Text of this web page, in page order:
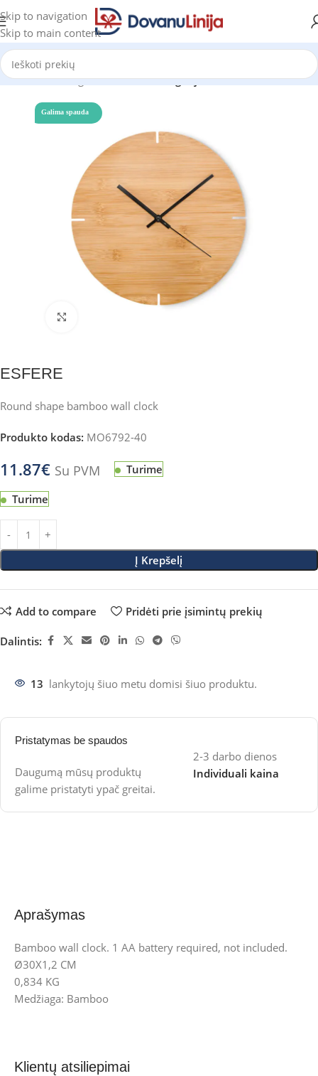
Skip to navigation
Skip to main content
Pradžia Katalogas Prekes be kategorijos
Galima spauda
ESFERE
Round shape bamboo wall clock
Produkto kodas: MO6792-40
11.87€ Su PVM Turime
Turime
Į Krepšelį
Add to compare Pridėti prie įsimintų prekių
Dalintis:
13 lankytojų šiuo metu domisi šiuo produktu.
Pristatymas be spaudos
Daugumą mūsų produktų
galime pristatyti ypač greitai.
2-3 darbo dienos
Individuali kaina
Aprašymas
Bamboo wall clock. 1 AA battery required, not included.
Ø30X1,2 CM
0,834 KG
Medžiaga: Bamboo
Klientų atsiliepimai